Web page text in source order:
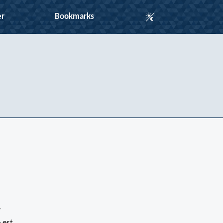
Bookmarks Auto Mode